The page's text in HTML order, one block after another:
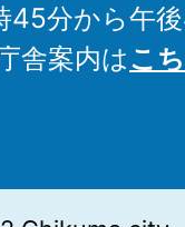
45分から午
舎案内はこ